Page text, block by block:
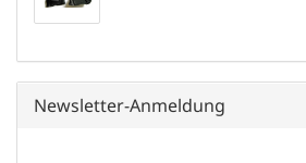
Newsletter-Anmeldung